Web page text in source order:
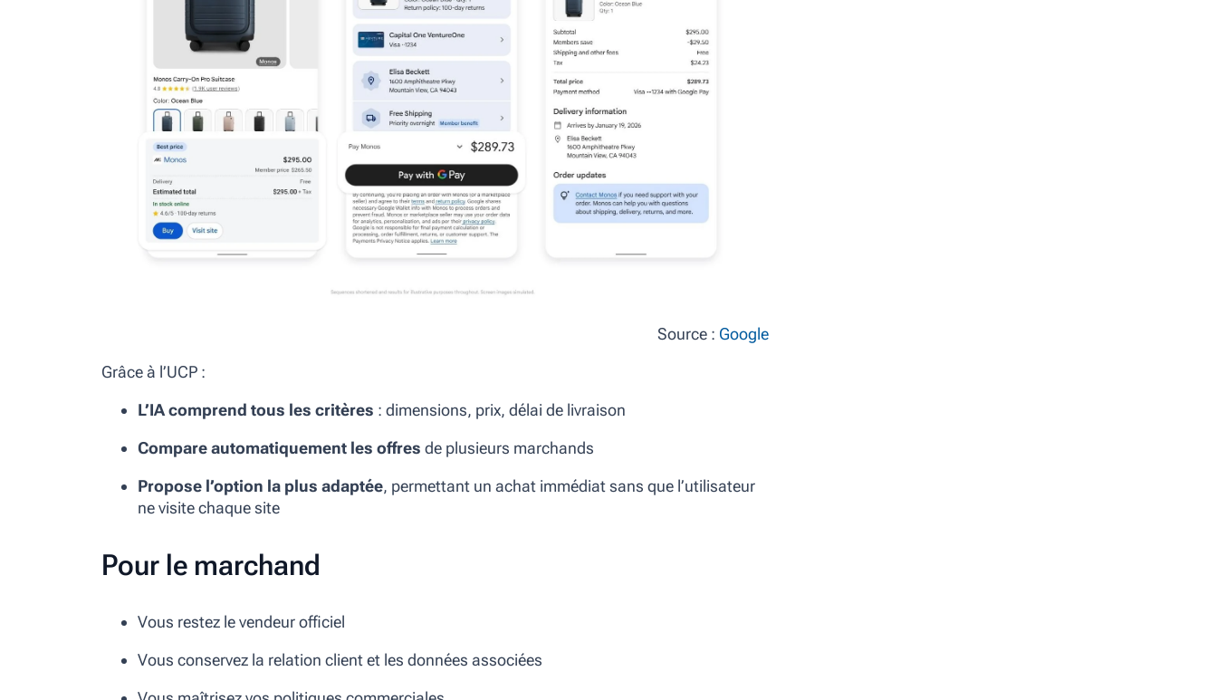
Source : Google
Grâce à l’UCP :
L’IA comprend tous les critères : dimensions, prix, délai de livraison
Compare automatiquement les offres de plusieurs marchands
Propose l’option la plus adaptée, permettant un achat immédiat sans que l’utilisateur
ne visite chaque site
Pour le marchand
Vous restez le vendeur officiel
Vous conservez la relation client et les données associées